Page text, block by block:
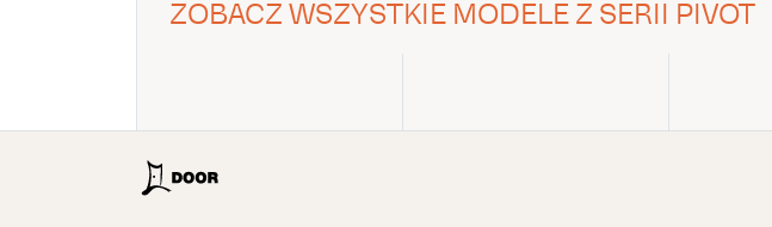
ZOBACZ WSZYSTKIE MODELE Z SERII PIVOT